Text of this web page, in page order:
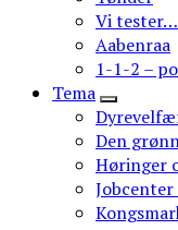
Vi
Aabenraa
1-1-2 –
Tema
Den
Høringer
Jobcenter